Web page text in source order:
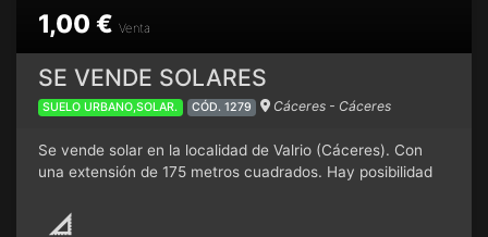
SE VENDE SOLARES
SUELO URBANO,SOLAR. CÓD. 1279 Cáceres - Cáceres
1,00 € Venta
Se vende solar en la localidad de Valrio (Cáceres). Con
una extensión de 175 metros cuadrados. Hay posibilidad